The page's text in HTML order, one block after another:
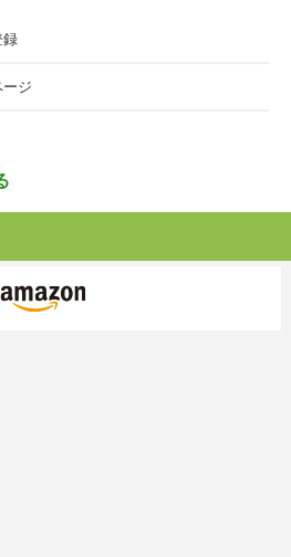
録
ージ